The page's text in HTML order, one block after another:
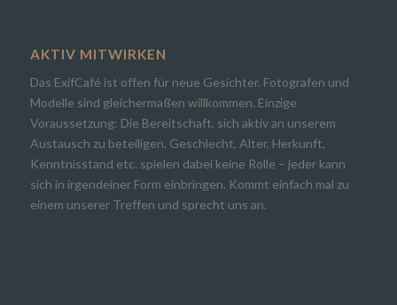
AKTIV MITWIRKEN
Das ExifCafé ist offen für neue Gesichter. Fotografen und
Modelle sind gleichermaßen willkommen. Einzige
Voraussetzung: Die Bereitschaft, sich aktiv an unserem
Austausch zu beteiligen. Geschlecht, Alter, Herkunft,
Kenntnisstand etc. spielen dabei keine Rolle – jeder kann
sich in irgendeiner Form einbringen. Kommt einfach mal zu
einem unserer Treffen und sprecht uns an.